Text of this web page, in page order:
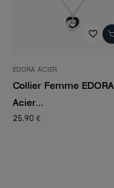
favorite_border
EDORA ACIER
Collier Femme EDORA
Acier...
25,90 €